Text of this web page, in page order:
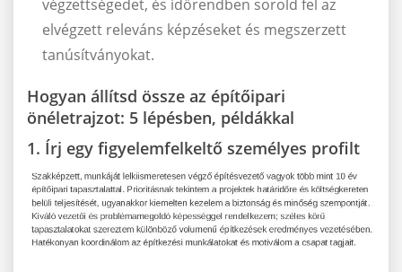
végzettségedet, és időrendben sorold fel az
elvégzett releváns képzéseket és megszerzett
tanúsítványokat.
Hogyan állítsd össze az építőipari
önéletrajzot: 5 lépésben, példákkal
1. Írj egy figyelemfelkeltő személyes profilt